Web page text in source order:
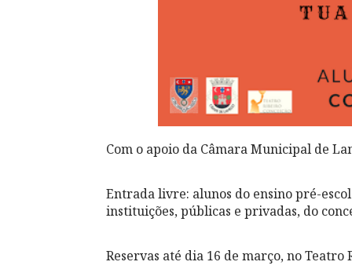
Com o apoio da Câmara Municipal de
Entrada livre: alunos do ensino pré-
instituições, públicas e privadas, do
Reservas até dia 16 de março, no Teatro